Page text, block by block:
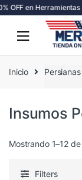
OFF en Herramientas y
Inicio
Insumos
Mostrando 1–12
Filters